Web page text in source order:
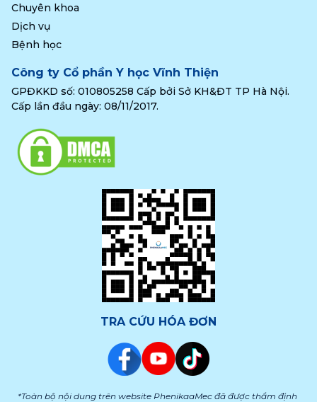
Chuyên khoa
Dịch vụ
Bệnh học
Công ty Cổ phần Y học Vĩnh Thiện
GPĐKKD số: 010805258 Cấp bởi Sở KH&ĐT TP Hà Nội.
Cấp lần đầu ngày: 08/11/2017.
TRA CỨU HÓA ĐƠN
*Toàn bộ nội dung trên website PhenikaaMec đã được thẩm định